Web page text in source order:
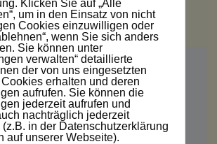
Kommentar
sein, um einen Kommentar
Klicken Sie auf „Alle
um in den Einsatz von nicht
Cookies einzuwilligen oder
wenn Sie sich anders
Sie können unter
verwalten“ detaillierte
der von uns eingesetzten
erhalten und deren
aufrufen. Sie können die
jederzeit aufrufen und
nachträglich jederzeit
in der Datenschutzerklärung
auf unserer Webseite).